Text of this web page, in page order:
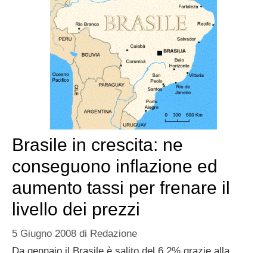
Brasile in crescita: ne
conseguono inflazione ed
aumento tassi per frenare il
livello dei prezzi
5 Giugno 2008 di Redazione